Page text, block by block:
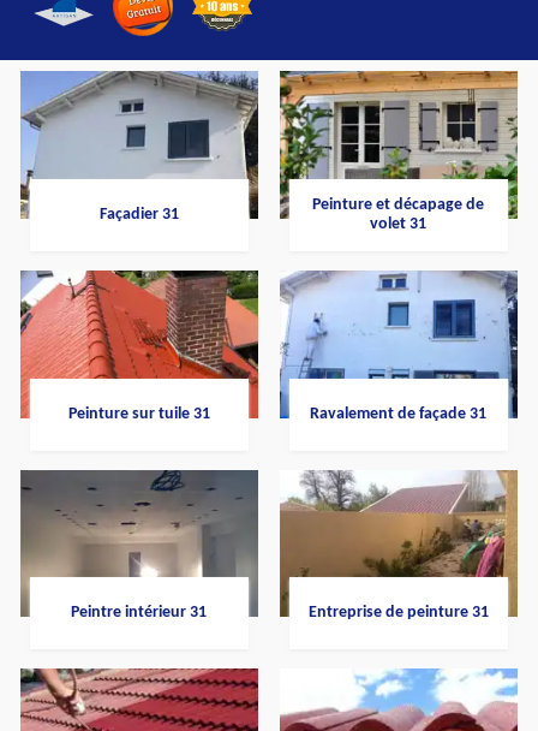
Façadier 31
Peinture et décapage de
volet 31
Peinture sur tuile 31 Ravalement de façade 31
Peintre intérieur 31 Entreprise de peinture 31